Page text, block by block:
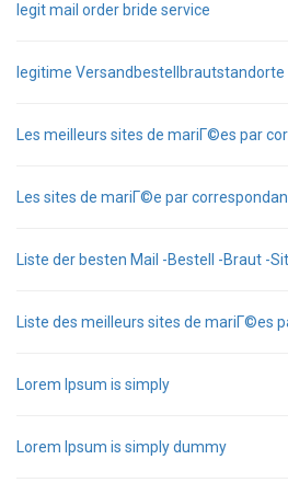
legit mail order bride service
legitime Versandbestellbrautstandorte
Les meilleurs sites de mariГ©es par
Les sites de mariГ©e par
Liste der besten Mail -Bestell -Braut -
Liste des meilleurs sites de mariГ©es
Lorem Ipsum is simply
Lorem Ipsum is simply dummy